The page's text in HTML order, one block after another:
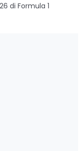
di Formula 1